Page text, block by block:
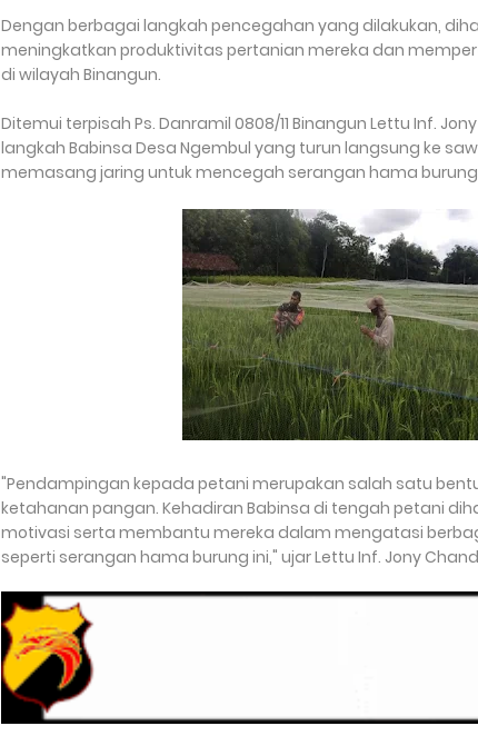
Dengan berbagai langkah pencegahan yang dilakukan,
meningkatkan produktivitas pertanian mereka dan
di wilayah Binangun.
Ditemui terpisah Ps. Danramil 0808/11 Binangun Lettu Inf.
langkah Babinsa Desa Ngembul yang turun langsung ke
memasang jaring untuk mencegah serangan hama
"Pendampingan kepada petani merupakan salah satu
ketahanan pangan. Kehadiran Babinsa di tengah petani
motivasi serta membantu mereka dalam mengatasi
seperti serangan hama burung ini," ujar Lettu Inf. Jony